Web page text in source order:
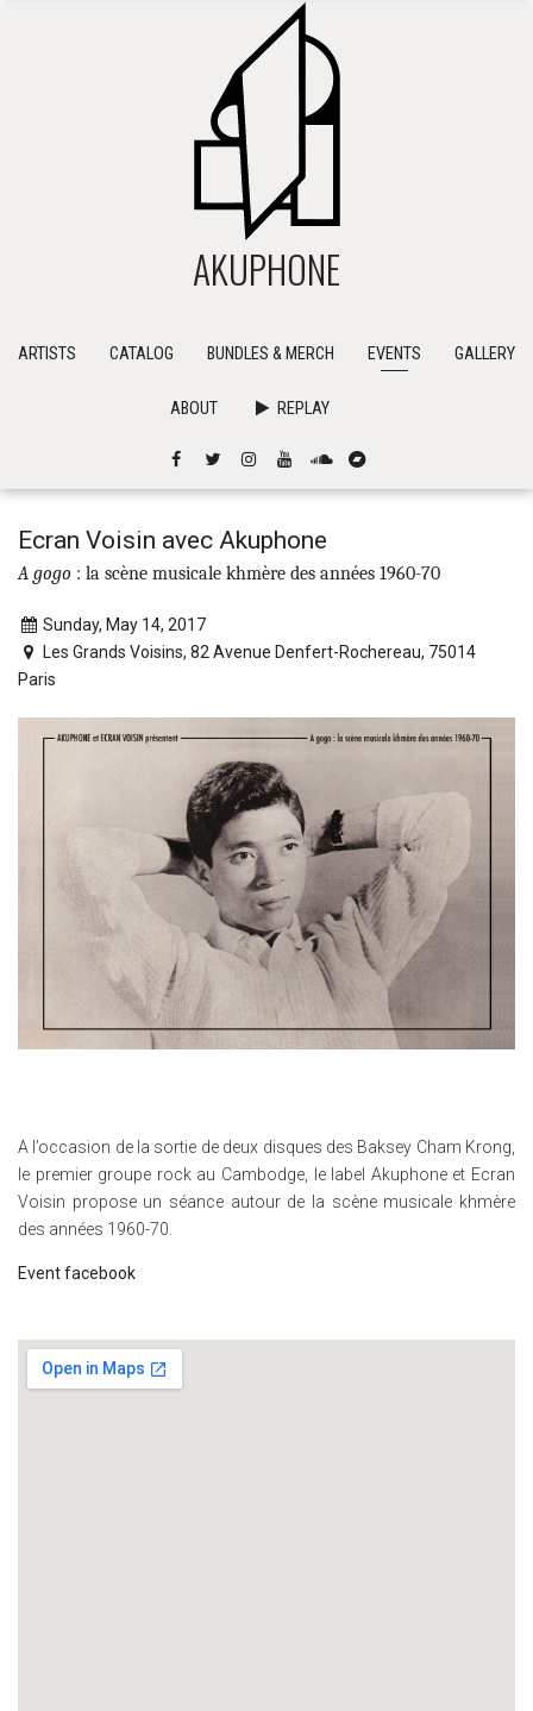
AKUPHONE
ARTISTS CATALOG BUNDLES & MERCH EVENTS GALLERY
ABOUT REPLAY
Ecran Voisin avec Akuphone
A gogo : la scène musicale khmère des années 1960-70
Sunday, May 14, 2017
Les Grands Voisins, 82 Avenue Denfert-Rochereau, 75014
Paris
A l’occasion de la sortie de deux disques des Baksey Cham Krong,
le premier groupe rock au Cambodge, le label Akuphone et Ecran
Voisin propose un séance autour de la scène musicale khmère
des années 1960-70.
Event facebook